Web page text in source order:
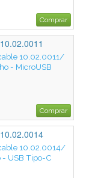
Comprar
10.02.0011/
- MicroUSB
Comprar
10.02.0014/
- USB Tipo-C